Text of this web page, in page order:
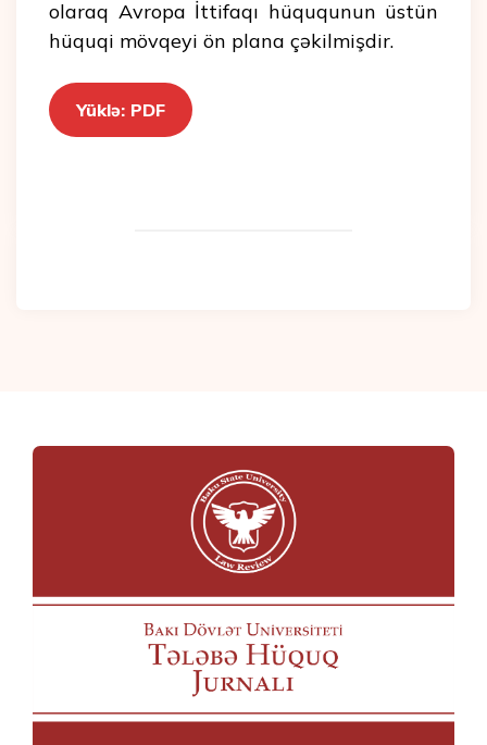
olaraq Avropa İttifaqı hüququnun üstün
hüquqi mövqeyi ön plana çəkilmişdir.
Yüklə: PDF